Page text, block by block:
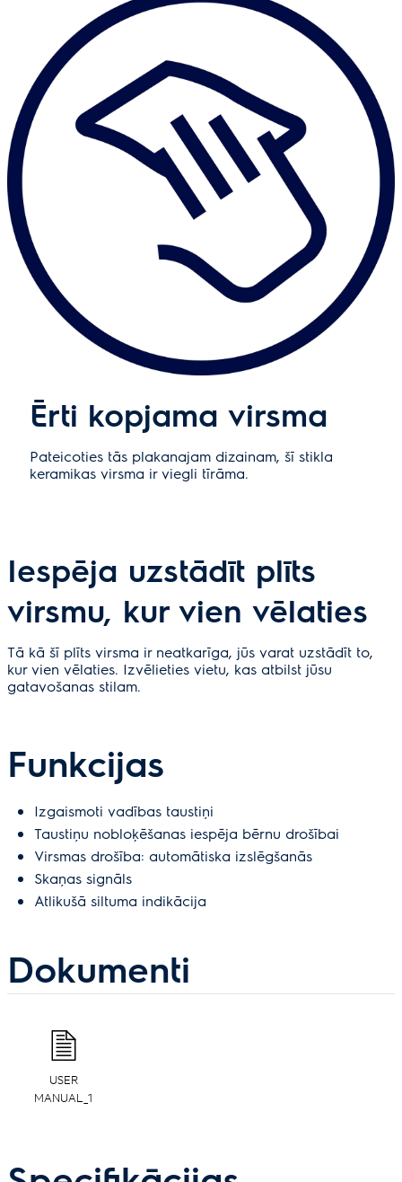
Ērti kopjama virsma
Pateicoties tās plakanajam dizainam, šī stikla
keramikas virsma ir viegli tīrāma.
Iespēja uzstādīt plīts
virsmu, kur vien vēlaties
Tā kā šī plīts virsma ir neatkarīga, jūs varat uzstādīt to,
kur vien vēlaties. Izvēlieties vietu, kas atbilst jūsu
gatavošanas stilam.
Funkcijas
Izgaismoti vadības taustiņi
Taustiņu nobloķēšanas iespēja bērnu drošībai
Virsmas drošība: automātiska izslēgšanās
Skaņas signāls
Atlikušā siltuma indikācija
Dokumenti
USER
MANUAL_1